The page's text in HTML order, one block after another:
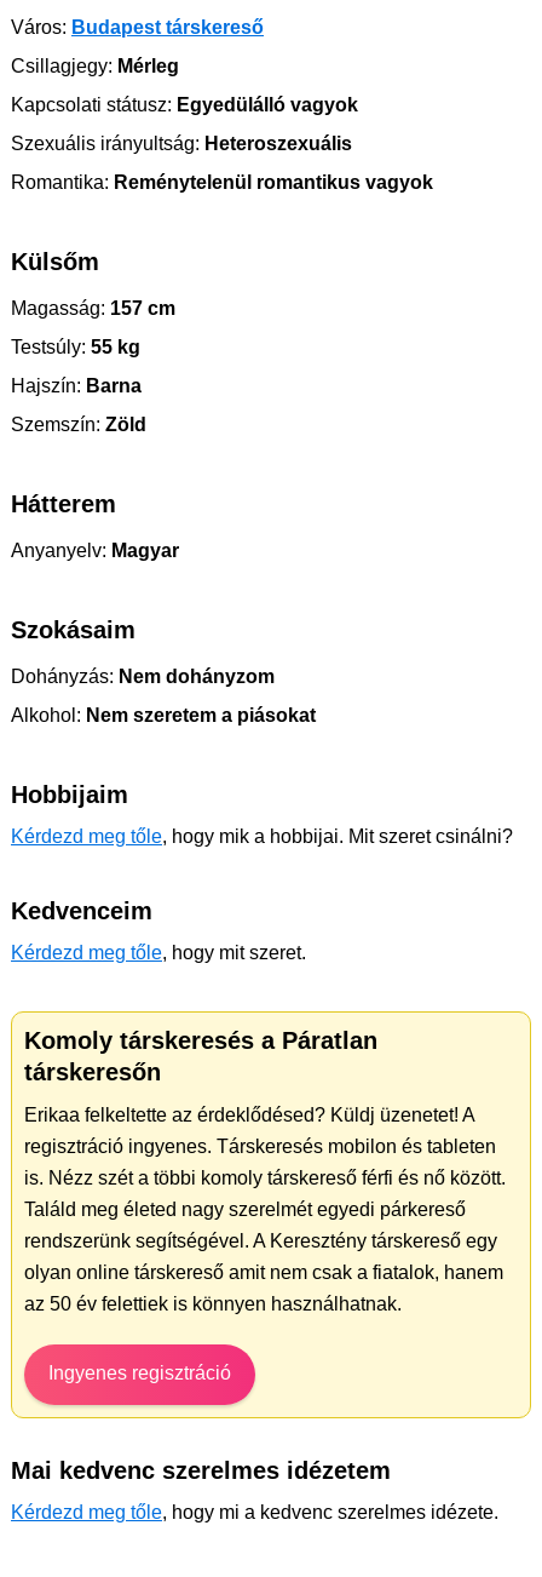
Város: Budapest társkereső
Csillagjegy: Mérleg
Kapcsolati státusz: Egyedülálló vagyok
Szexuális irányultság: Heteroszexuális
Romantika: Reménytelenül romantikus vagyok
Külsőm
Magasság: 157 cm
Testsúly: 55 kg
Hajszín: Barna
Szemszín: Zöld
Hátterem
Anyanyelv: Magyar
Szokásaim
Dohányzás: Nem dohányzom
Alkohol: Nem szeretem a piásokat
Hobbijaim
Kérdezd meg tőle, hogy mik a hobbijai. Mit szeret csinálni?
Kedvenceim
Kérdezd meg tőle, hogy mit szeret.
Komoly társkeresés a Páratlan
társkeresőn
Erikaa felkeltette az érdeklődésed? Küldj üzenetet! A
regisztráció ingyenes. Társkeresés mobilon és tableten
is. Nézz szét a többi komoly társkereső férfi és nő között.
Találd meg életed nagy szerelmét egyedi párkereső
rendszerünk segítségével. A Keresztény társkereső egy
olyan online társkereső amit nem csak a fiatalok, hanem
az 50 év felettiek is könnyen használhatnak.
Ingyenes regisztráció
Mai kedvenc szerelmes idézetem
Kérdezd meg tőle, hogy mi a kedvenc szerelmes idézete.